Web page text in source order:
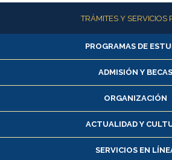
Más informaciónTRÁMITES Y SERVICIOS
Alumnas/os y
Matrícula en línea
Inscripción y cambio de
Consulta y certificado de
Servicio médico y
Pago de arancel y crédito
PROGRAMAS DE
ADMISIÓN Y BECAS
ORGANIZACIÓN
ACTUALIDAD Y
SERVICIOS EN